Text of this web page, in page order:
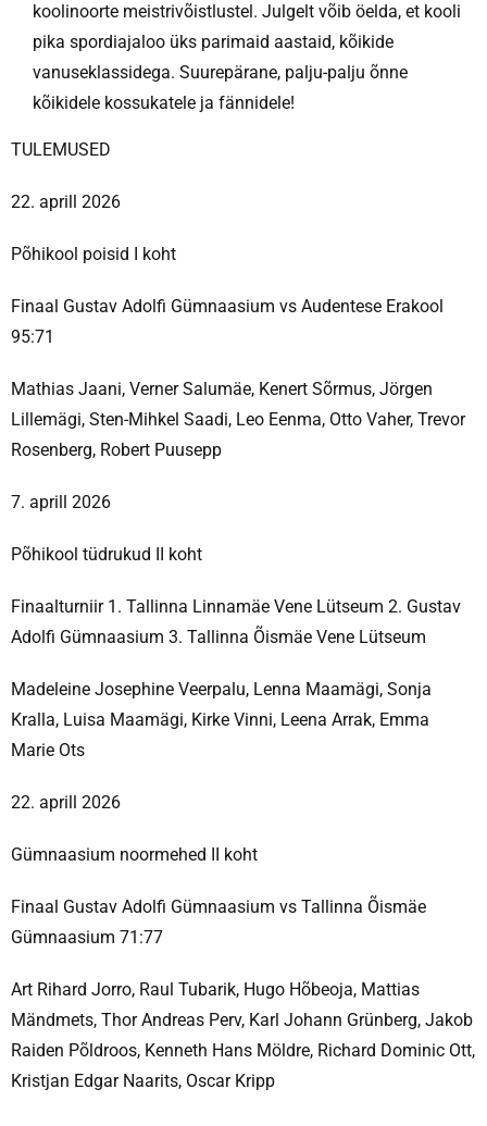
koolinoorte meistrivõistlustel. Julgelt võib öelda, et kooli
pika spordiajaloo üks parimaid aastaid, kõikide
vanuseklassidega. Suurepärane, palju-palju õnne
kõikidele kossukatele ja fännidele!
TULEMUSED
22. aprill 2026
Põhikool poisid I koht
Finaal Gustav Adolfi Gümnaasium vs Audentese Erakool
95:71
Mathias Jaani, Verner Salumäe, Kenert Sõrmus, Jörgen
Lillemägi, Sten-Mihkel Saadi, Leo Eenma, Otto Vaher, Trevor
Rosenberg, Robert Puusepp
7. aprill 2026
Põhikool tüdrukud II koht
Finaalturniir 1. Tallinna Linnamäe Vene Lütseum 2. Gustav
Adolfi Gümnaasium 3. Tallinna Õismäe Vene Lütseum
Madeleine Josephine Veerpalu, Lenna Maamägi, Sonja
Kralla, Luisa Maamägi, Kirke Vinni, Leena Arrak, Emma
Marie Ots
22. aprill 2026
Gümnaasium noormehed II koht
Finaal Gustav Adolfi Gümnaasium vs Tallinna Õismäe
Gümnaasium 71:77
Art Rihard Jorro, Raul Tubarik, Hugo Hõbeoja, Mattias
Mändmets, Thor Andreas Perv, Karl Johann Grünberg, Jakob
Raiden Põldroos, Kenneth Hans Möldre, Richard Dominic Ott,
Kristjan Edgar Naarits, Oscar Kripp